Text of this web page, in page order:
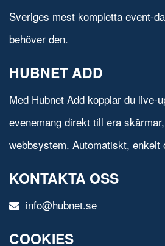
Sveriges mest kompletta event-
behöver den.
HUBNET ADD
Med Hubnet Add kopplar du live-
evenemang direkt till era
webbsystem. Automatiskt, enkelt
KONTAKTA OSS
info@hubnet.se
COOKIES